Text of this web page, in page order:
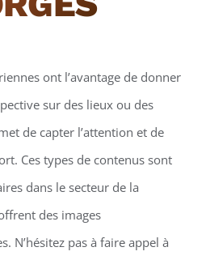
ont l’avantage de donner
sur des lieux ou des
de capter l’attention et de
Ces types de contenus sont
dans le secteur de la
des images
N’hésitez pas à faire appel à